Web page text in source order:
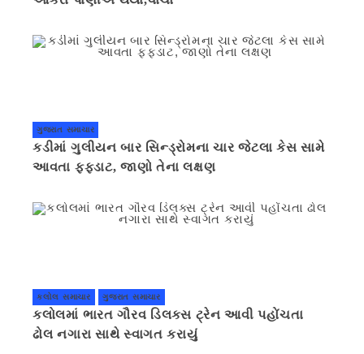
ગુજરાત સમાચાર
કડીમાં ગુલીયન બાર સિન્ડ્રોમના ચાર જેટલા કેસ સામે
આવતા ફફડાટ, જાણો તેના લક્ષણ
કલોલ સમાચાર ગુજરાત સમાચાર
કલોલમાં ભારત ગૌરવ ડિલક્સ ટ્રેન આવી પહોંચતા
ઢોલ નગારા સાથે સ્વાગત કરાયું